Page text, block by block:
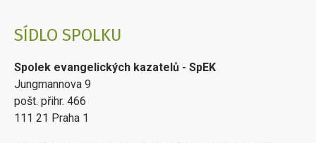
SÍDLO SPOLKU
Spolek evangelických kazatelů - SpEK
Jungmannova 9
pošt. přihr. 466
111 21 Praha 1